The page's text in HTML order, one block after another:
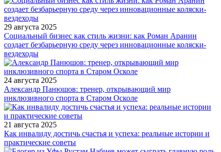
29 августа 2025
Социальный бизнес как стиль жизни: как Роман Аранин
создает безбарьерную среду через инновационные коляски-
вездеходы
24 августа 2025
Александр Панюшов: тренер, открывающий мир
инклюзивного спорта в Старом Осколе
21 августа 2025
Как инвалиду достичь счастья и успеха: реальные истории и
практические советы